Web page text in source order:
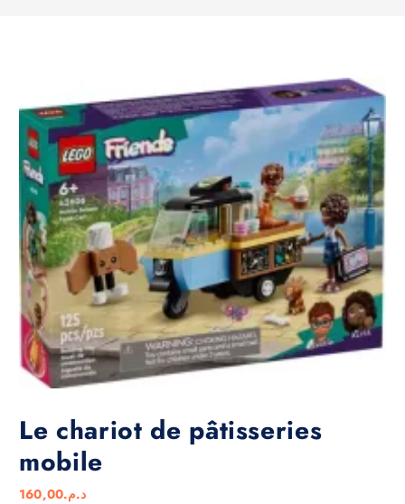
Le chariot de pâtisseries
mobile
د.م.160,00